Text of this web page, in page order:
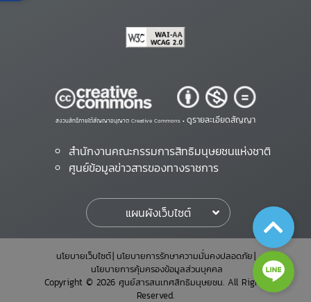
สงวนสิทธิ์ภายใต้สัญญาอนุญาต Creative Commons • ดูรายละเอียดสัญญา
สำนักงานคณะกรรมการสิทธิมนุษยชนแห่งชาติ
ศูนย์ข้อมูลข่าวสารของทางราชการ
แผนผังเว็บไซต์
นโยบายเว็บไซต์ นโยบายการรักษาความมั่นคงปลอดภัย
นโยบายการคุ้มครองข้อมูลส่วนบุคคล
Copyright © 2026 ศูนย์สารสนเทศสิทธิมนุษยชน. All Rights
Reserved.